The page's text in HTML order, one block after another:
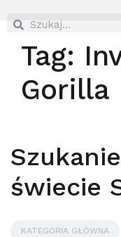
Tag:
Gorilla
świecie
KATEGORIA GŁÓWNA